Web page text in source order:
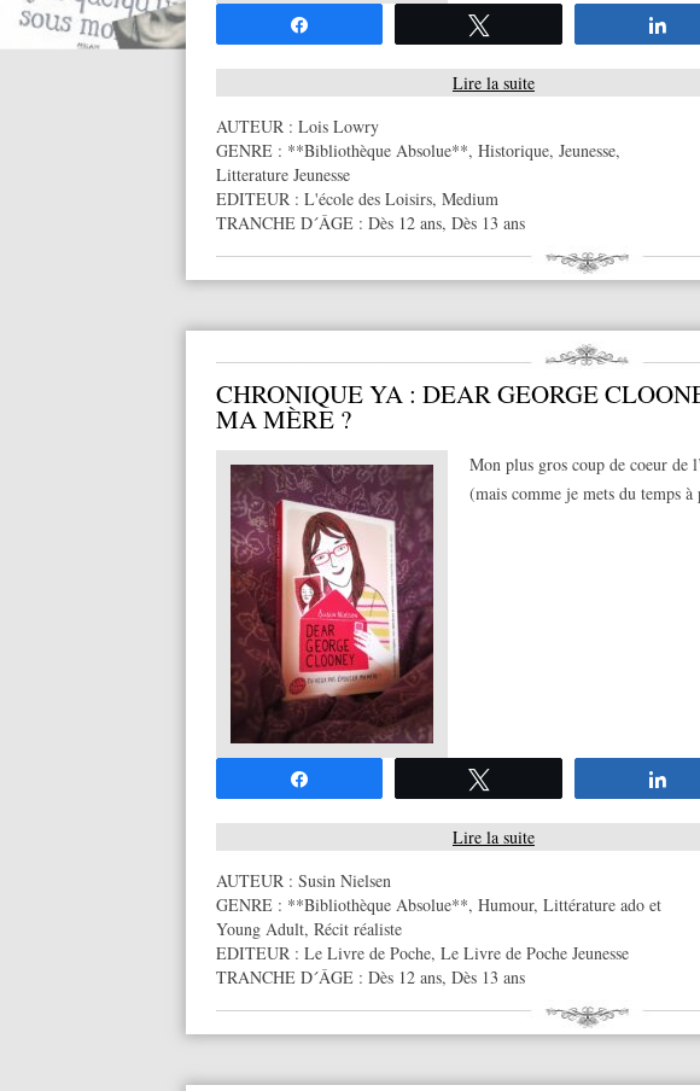
Lire la suite
AUTEUR : Lois Lowry
GENRE : **Bibliothèque Absolue**, Historique, Jeunesse,
Litterature Jeunesse
EDITEUR : L'école des Loisirs, Medium
TRANCHE D´ÂGE : Dès 12 ans, Dès 13 ans
CHRONIQUE YA : DEAR GEORGE
MA MÈRE ?
Mon plus gros coup de coeur de
(mais comme je mets du temps
Lire la suite
AUTEUR : Susin Nielsen
GENRE : **Bibliothèque Absolue**, Humour, Littérature ado et
Young Adult, Récit réaliste
EDITEUR : Le Livre de Poche, Le Livre de Poche Jeunesse
TRANCHE D´ÂGE : Dès 12 ans, Dès 13 ans